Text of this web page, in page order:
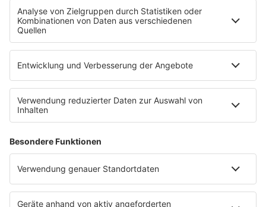
Playlist
Sendungen
Musikwunsch
Podcasts
EVENTS
APP
WACKEN RADIO
Wacken Open Air
Datenschutz
Datenschutzeinstellungen
Werbung schalten